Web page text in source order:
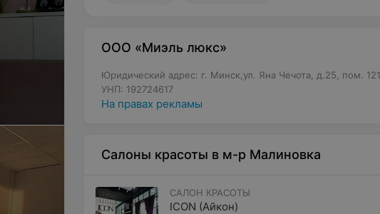
ООО «Миэль люкс»
Юридический адрес: г. Минск,ул. Яна Чечота, д.25, пом. 121
УНП: 192724617
На правах рекламы
Салоны красоты в м-р Малиновка
САЛОН КРАСОТЫ
ICON (Айкон)